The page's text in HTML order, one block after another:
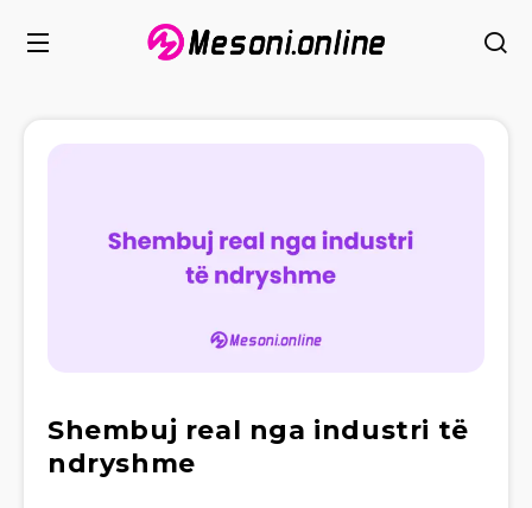
Shembuj real nga industri të
ndryshme